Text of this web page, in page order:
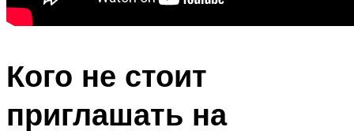
Кого не стоит
приглашать на